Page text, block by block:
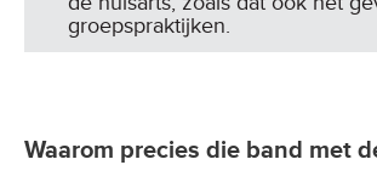
groepspraktijken.
Waarom precies die band met